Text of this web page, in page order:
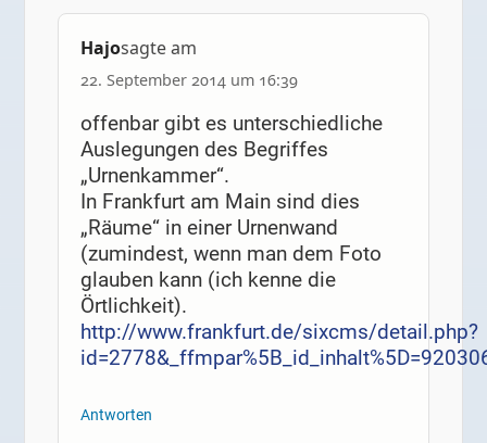
Hajosagte am
22. September 2014 um 16:39
offenbar gibt es unterschiedliche
Auslegungen des Begriffes
„Urnenkammer“.
In Frankfurt am Main sind dies
„Räume“ in einer Urnenwand
(zumindest, wenn man dem Foto
glauben kann (ich kenne die
Örtlichkeit).
http://www.frankfurt.de/sixcms/detail.php?
Antworten